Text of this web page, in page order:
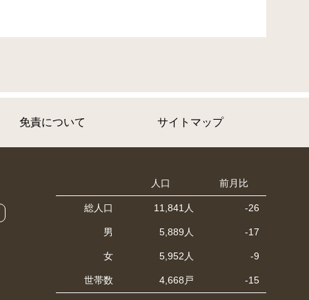
免責について サイトマップ
人口 前月比
総人口 11,841人 -26
男 5,889人 -17
女 5,952人 -9
世帯数 4,668戸 -15